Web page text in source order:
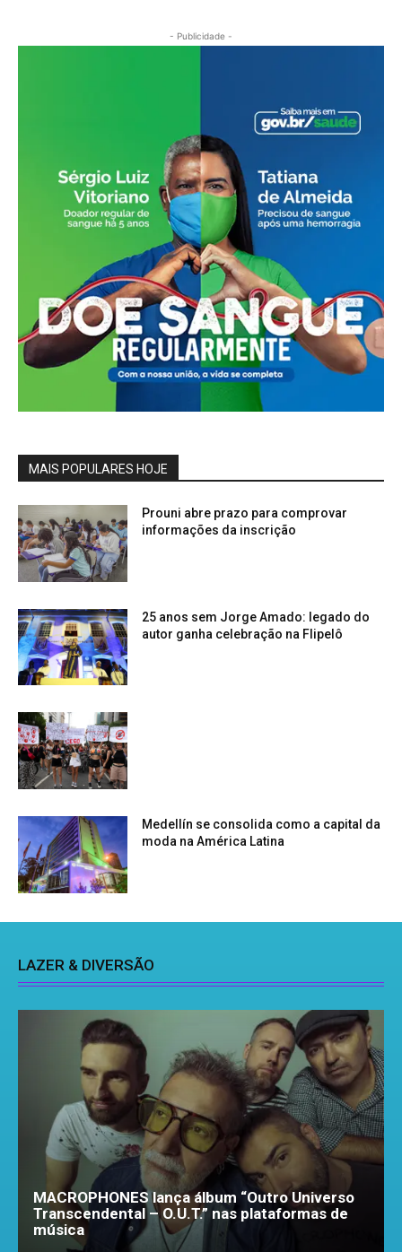
- Publicidade -
MAIS POPULARES HOJE
Prouni abre prazo para comprovar
informações da inscrição
25 anos sem Jorge Amado: legado do
autor ganha celebração na Flipelô
Medellín se consolida como a capital da
moda na América Latina
LAZER & DIVERSÃO
MACROPHONES lança álbum “Outro Universo
Transcendental – O.U.T.” nas plataformas de
música